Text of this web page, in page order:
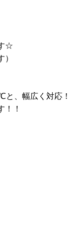
☆
、幅広く対応！
！！